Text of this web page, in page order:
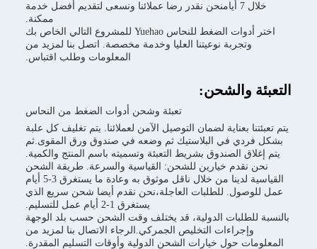
خلال 7 أيامنحن نقدر رضا عملائنا ونسعى لتقديم أفضل خدمة
اختر أدوات الضغط للنحاس Yuehao للمشروع التالي الخاص بك
وتجربة نوعيتنا العليا وخدمة مخصصة. اتصل بنا لمزيد من
المعلومات وطلب اقتباس.
والشحن:
تعبئة وشحن أدوات الضغط من النحاس
بعناية لضمان التوصيل الآمن لعملائنا. يتم تغليف كل علبة
في البلاستيك ثم وضعه في صندوق ورق المقوى.ثم
الصندوق بشريط التعبئة وتسميته باسم المنتج والكمية.
نقدم خيارين للشحن: القياسية والسرعة. طريقة الشحن
القياسية لدينا من خلال ناقل موثوق به وعادة ما يستغرق 3-5 أيام
للطلبات العاجلة،نحن نقدم أيضا شحن سريع الذي
للطلبات الدولية، قد يختلف وقت الشحن حسب بلد الوجهة
وإجراءات التخليص الجمركي.الرجاء الاتصال بنا لمزيد من
حول خيارات الشحن الدولية وأوقات التسليم المقدرة.